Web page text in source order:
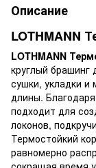
Описание
LOTHMANN
LOTHMANN
круглый брашинг
сушки, укладки и
длины.
подходит для
локонов,
Термостойкий
равномерно